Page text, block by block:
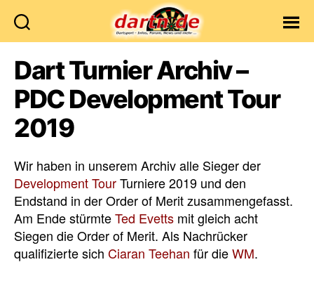
Dart Turnier Archiv –
PDC Development Tour
2019
Wir haben in unserem Archiv alle Sieger der
Development TourTurniere 2019 und den
Endstand in der Order of Merit zusammengefasst.
Am Ende stürmteTed Evetts mit gleich acht
Siegen die Order of Merit. Als Nachrücker
qualifizierte sich Ciaran Teehan für dieWM.